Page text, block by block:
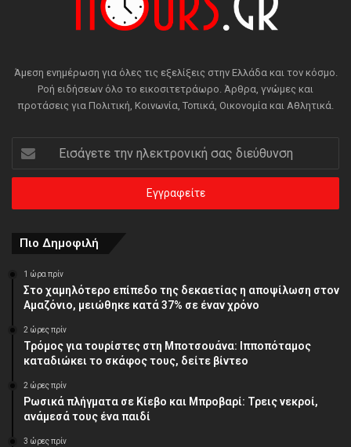
Άμεση ενημέρωση για όλες τις εξελίξεις στην Ελλάδα και τον κόσμο.
Ροή ειδήσεων όλο το εικοσιτετράωρο. Άρθρα, γνώμες και
προτάσεις για Πολιτική, Κοινωνία, Τοπικά, Οικονομία και Αθλητικά.
Εισάγετε
την
ηλεκτρονική
διεύθυνση
Πιο Δημοφιλή
1 ώρα πρίν
Στο χαμηλότερο επίπεδο της δεκαετίας η αποψίλωση στον
Αμαζόνιο, μειώθηκε κατά 37% σε έναν χρόνο
2 ώρες πρίν
Τρόμος για τουρίστες στη Μποτσουάνα: Ιπποπόταμος
καταδιώκει το σκάφος τους, δείτε βίντεο
2 ώρες πρίν
Ρωσικά πλήγματα σε Κίεβο και Μπροβαρί: Τρεις νεκροί,
ανάμεσά τους ένα παιδί
3 ώρες πρίν